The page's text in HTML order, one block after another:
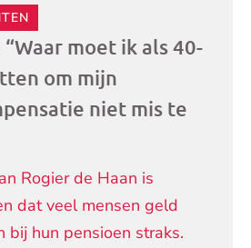
moet ik als 40-
om mijn
niet mis te
Rogier de Haan is
dat veel mensen geld
bij hun pensioen straks.